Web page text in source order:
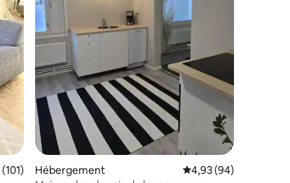
: 4,73 sur 5
moyenne sur la base de 101 commentaires : 4,77 sur 5
Hébergement Évaluation moyenne
4,93 (94)